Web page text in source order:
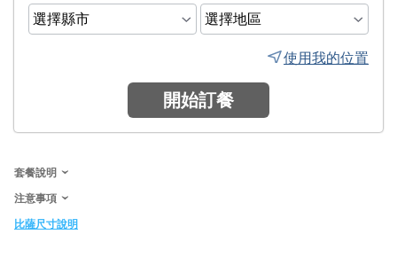
使用我的位置
開始訂餐
套餐說明
注意事項
比薩尺寸說明